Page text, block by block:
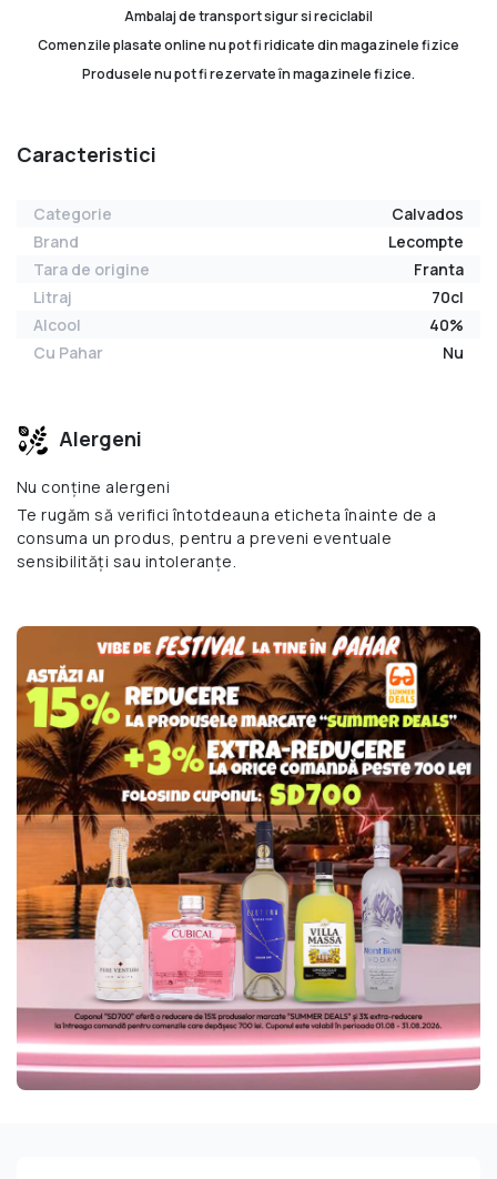
Ambalaj de transport sigur si reciclabil
Comenzile plasate online nu pot fi ridicate din magazinele fizice
Produsele nu pot fi rezervate în magazinele fizice.
Caracteristici
Categorie
Calvados
Brand
Lecompte
Tara de origine
Franta
Litraj
70cl
Alcool
40%
Cu Pahar
Nu
Alergeni
Nu conține alergeni
Te rugăm să verifici întotdeauna eticheta înainte de a
consuma un produs, pentru a preveni eventuale
sensibilități sau intoleranțe.